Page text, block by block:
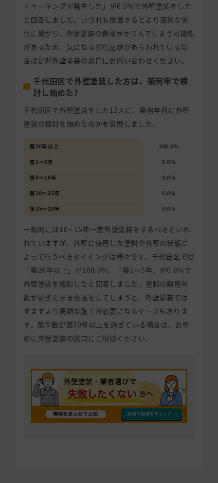
チョーキングが発生した」が0.0%で外壁塗装をした
と回答しました。いづれも放置するとより深刻な劣
化に繋がり、外壁塗装の費用がかさんでしまう可能性
があるため、気になる劣化症状があらわれている場
合は是非外壁塗装の窓口にお問い合わせください。
千代田区で外壁塗装した方は、築何年で検
討し始めた?
千代田区で外壁塗装をした12人に、築何年目に外壁
塗装の検討を始めたのかを質問しました。
築20年以上 100.0%
築1〜5年 0.0%
築5〜10年 0.0%
築10〜15年 0.0%
築15〜20年 0.0%
一般的には10∼15年一度外壁塗装をするべきといわ
れていますが、外壁に使用した塗料や外壁の状態に
よって行うべきタイミングは様々です。千代田区では
「築20年以上」が100.0%、「築1〜5年」が0.0%で
外壁塗装を検討したと回答しました。塗料の耐用年
数が過ぎたまま放置をしてしまうと、外壁塗装では
すまずより高額な施工が必要になるケースもありま
す。築年数が築20年以上を過ぎている場合は、お早
めに外壁塗装の窓口にご相談ください。